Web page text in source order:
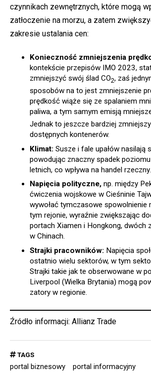
czynnikach zewnętrznych, które mogą
zatłoczenie na morzu, a zatem
zakresie ustalania cen:
Konieczność zmniejszenia
kontekście przepisów IMO 2023,
zmniejszyć swój ślad CO2, zaś
sposobów na to jest zmniejszenie
prędkość wiąże się ze spalaniem
paliwa, a tym samym emisją
Jednak to jeszcze bardziej
dostępnych kontenerów.
Klimat: Susze i fale upałów nasilają
powodując znaczny spadek
letnich, co wpływa na handel rzeczny.
Napięcia polityczne, np. między
ćwiczenia wojskowe w Cieśninie
wywołać tymczasowe spowolnienie
tym rejonie, wyraźnie zwiększając
portach Xiamen i Hongkong, dwóch
w Chinach.
Strajki pracowników: Napięcia
ostatnio wielu sektorów, w tym
Strajki takie jak te obserwowane w
Liverpool (Wielka Brytania) mogą
zatory w regionie.
Źródło informacji: Allianz Trade
TAGS
portal biznesowy portal informacyjny